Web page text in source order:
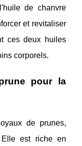
de chanvre
et revitaliser
ces deux huiles
corporels.
pour la
de prunes,
Elle est riche en